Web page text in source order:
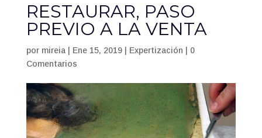
RESTAURAR, PASO
PREVIO A LA VENTA
por mireia| Ene 15, 2019| Expertización
0
Comentarios